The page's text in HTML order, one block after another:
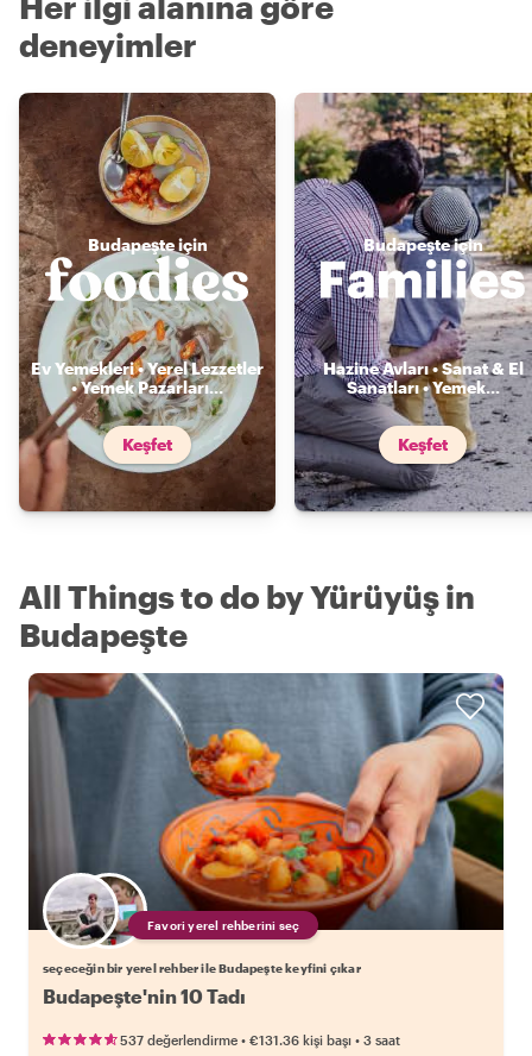
deneyimler
Budapeşte için
Ev Yemekleri • Yerel Lezzetler
• Yemek Pazarları...
Keşfet
Budapeşte için
Hazine Avları • Sanat & El
Sanatları • Yemek...
Keşfet
All Things to do by Yürüyüş in
Budapeşte
Favori yerel rehberini seç
seçeceğin bir yerel rehber ile Budapeşte keyfini çıkar
Budapeşte'nin 10 Tadı
537 değerlendirme • €131.36 kişi başı • 3 saat